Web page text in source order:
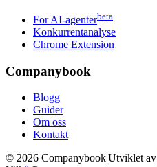
For AI-agenterbeta
Konkurrentanalyse
Chrome Extension
Companybook
Blogg
Guider
Om oss
Kontakt
© 2026 CompanybookUtviklet av